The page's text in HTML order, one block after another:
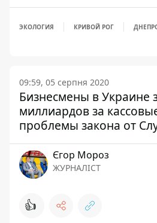
ЭКОЛОГИЯ КРИВОЙ РОГ
09:59, 05 серпня 2020
Бизнесмены в Украине
миллиардов за
проблемы закона от
Єгор Мороз
ЖУРНАЛІСТ
👍